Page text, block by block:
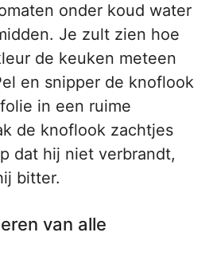
onder koud water
Je zult zien hoe
de keuken meteen
en snipper de knoflook
in een ruime
de knoflook zachtjes
dat hij niet verbrandt,
bitter.
van alle